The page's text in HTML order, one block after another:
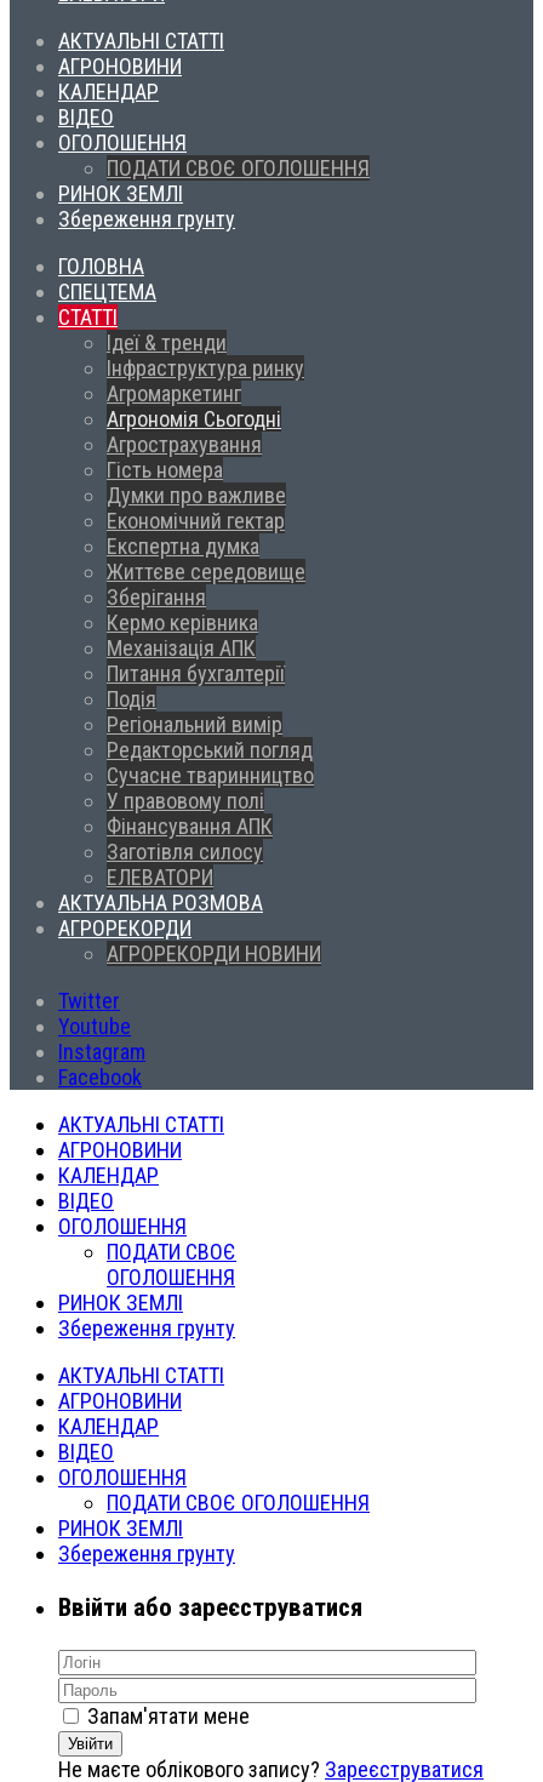
АКТУАЛЬНІ СТАТТІ
АГРОНОВИНИ
КАЛЕНДАР
ВІДЕО
ОГОЛОШЕННЯ
ПОДАТИ СВОЄ ОГОЛОШЕННЯ
РИНОК ЗЕМЛІ
Збереження грунту
ГОЛОВНА
СПЕЦТЕМА
СТАТТІ
Ідеї & тренди
Інфраструктура ринку
Агромаркетинг
Агрономія Сьогодні
Агрострахування
Гість номера
Думки про важливе
Економічний гектар
Експертна думка
Життєве середовище
Зберігання
Кермо керівника
Механізація АПК
Питання бухгалтерії
Подія
Регіональний вимір
Редакторський погляд
Сучасне тваринництво
У правовому полі
Фінансування АПК
Заготівля силосу
ЕЛЕВАТОРИ
АКТУАЛЬНА РОЗМОВА
АГРОРЕКОРДИ
АГРОРЕКОРДИ НОВИНИ
Twitter
Youtube
Instagram
Facebook
АКТУАЛЬНІ СТАТТІ
АГРОНОВИНИ
КАЛЕНДАР
ВІДЕО
ОГОЛОШЕННЯ
ПОДАТИ СВОЄ
ОГОЛОШЕННЯ
РИНОК ЗЕМЛІ
Збереження грунту
АКТУАЛЬНІ СТАТТІ
АГРОНОВИНИ
КАЛЕНДАР
ВІДЕО
ОГОЛОШЕННЯ
ПОДАТИ СВОЄ ОГОЛОШЕННЯ
РИНОК ЗЕМЛІ
Збереження грунту
Ввійти або зареєструватися
Запам'ятати мене
Увійти
Не маєте облікового запису? Зареєструватися